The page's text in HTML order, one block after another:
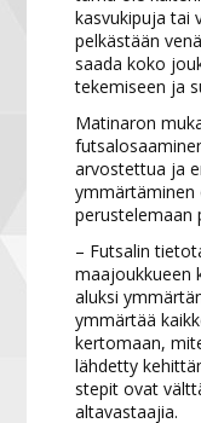
kasvukipuja tai
pelkästään
saada koko
tekemiseen ja
Matinaron
arvostettua ja
ymmärtäminen
perustelemaan
– Futsalin
maajoukkueen
aluksi
ymmärtää
kertomaan,
lähdetty
stepit ovat
altavastaajia.